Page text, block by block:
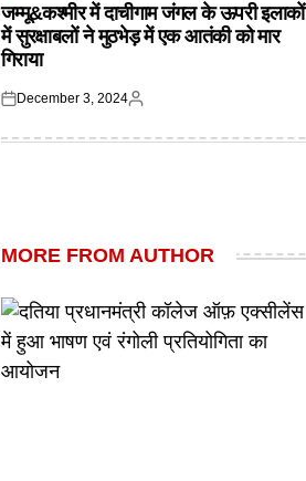
जम्मू&कश्मीर में दाचीगाम जंगल के ऊपरी इलाकों
में सुरक्षाबलों ने मुठभेड़ में एक आतंकी को मार
गिराया
Posted
December 3, 2024
Posted
MORE FROM AUTHOR